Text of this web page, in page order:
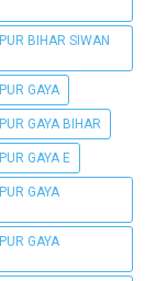
BIHAR SIWAN
GAYA
GAYA BIHAR
GAYA E
GAYA
GAYA